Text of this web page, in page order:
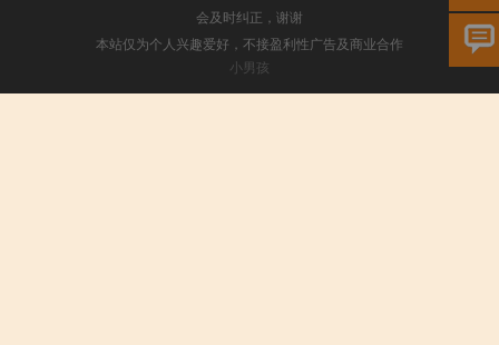
会及时纠正，谢谢
本站仅为个人兴趣爱好，不接盈利性广告及商业合作
小男孩